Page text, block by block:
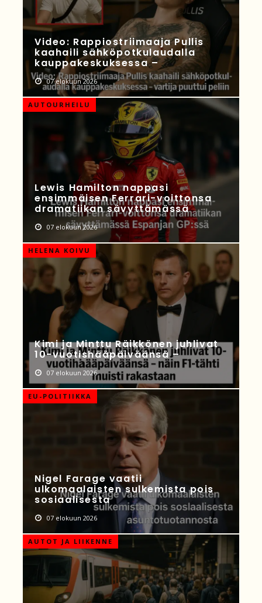
Video: Rappiostriimaaja Pullis
kaahaili sähköpotkulaudalla
kauppakeskuksessa –
07 elokuun 2026
AUTOURHEILU
Lewis Hamilton nappasi
ensimmäisen Ferrari-voittonsa
dramatiikan sävyttämässä
07 elokuun 2026
HELENA KOIVU
Kimi ja Minttu Räikkönen juhlivat
10-vuotishääpäiväänsä –
07 elokuun 2026
EU-POLITIIKKA
Nigel Farage vaatii
ulkomaalaisten sulkemista pois
sosiaalisesta
07 elokuun 2026
AUTOT JA LIIKENNE